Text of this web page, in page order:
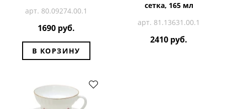
арт. 80.09274.00.1
1690 руб.
В КОРЗИНУ
сетка, 165 мл
арт. 81.13631.00.1
2410 руб.